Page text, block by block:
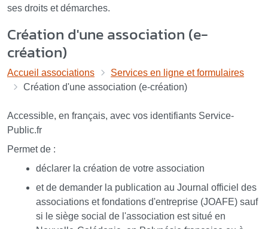
ses droits et démarches.
Création d'une association (e-
création)
Accueil associations
Services en ligne et formulaires
Création d'une association (e-création)
Accessible, en français, avec vos identifiants Service-
Public.fr
Permet de :
déclarer la création de votre association
et de demander la publication au Journal officiel des
associations et fondations d'entreprise (JOAFE) sauf
si le siège social de l'association est situé en